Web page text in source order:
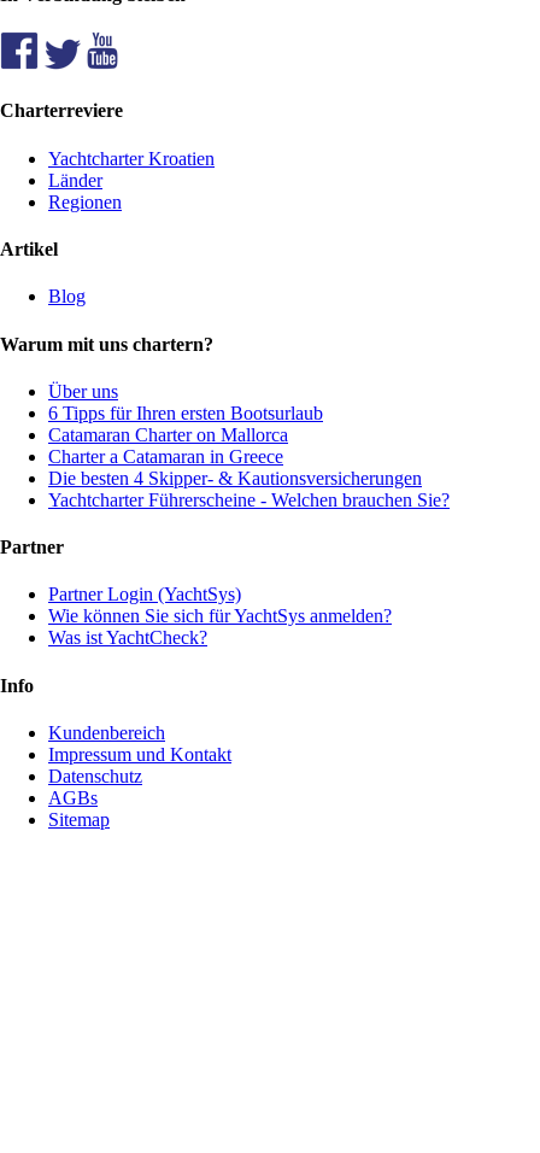
Charterreviere
Yachtcharter Kroatien
Länder
Regionen
Artikel
Blog
Warum mit uns chartern?
Über uns
6 Tipps für Ihren ersten Bootsurlaub
Catamaran Charter on Mallorca
Charter a Catamaran in Greece
Die besten 4 Skipper- & Kautionsversicherungen
Yachtcharter Führerscheine - Welchen brauchen Sie?
Partner
Partner Login (YachtSys)
Wie können Sie sich für YachtSys anmelden?
Was ist YachtCheck?
Info
Kundenbereich
Impressum und Kontakt
Datenschutz
AGBs
Sitemap